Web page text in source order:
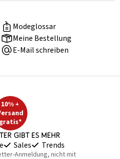
Modeglossar
Meine Bestellung
E-Mail schreiben
10% +
gratis*
gibt es mehr
Sales Trends
Anmeldung, nicht mit